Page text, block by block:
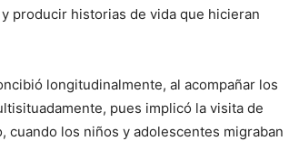
producir historias de vida que hicieran
longitudinalmente, al acompañar los
pues implicó la visita de
cuando los niños y adolescentes migraban